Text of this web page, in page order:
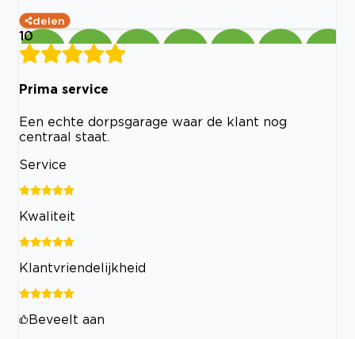
delen
10
Prima service
Een echte dorpsgarage waar de klant nog
centraal staat.
Service
Kwaliteit
Klantvriendelijkheid
Beveelt aan